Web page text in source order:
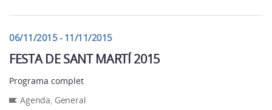
06/11/2015 - 11/11/2015
FESTA DE SANT MARTÍ 2015
Programa complet
Agenda, General